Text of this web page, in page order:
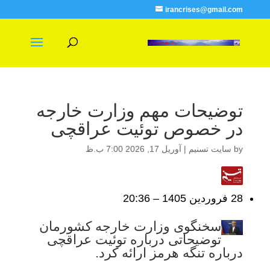
irancrises@gmail.com
توضیحات مهم وزارت خارجه
در خصوص توئیت عراقچی
by سایت تسنیم | آوریل 17, 2026 7:00 ب.ظ
28 فروردين 1405 – 20:36
سخنگوی وزارت خارجه کشورمان
توضیحاتی درباره توئیت عراقچی
درباره تنگه هرمز ارائه کرد.